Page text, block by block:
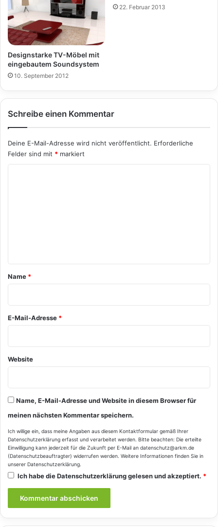
Designstarke TV-Möbel mit
eingebautem Soundsystem
10. September 2012
22. Februar 2013
Schreibe einen Kommentar
Deine E-Mail-Adresse wird nicht veröffentlicht. Erforderliche
Felder sind mit * markiert
a
*
Name *
E-Mail-Adresse *
Website
Name, E-Mail-Adresse und Website in diesem Browser für
meinen nächsten Kommentar speichern.
Ich willige ein, dass meine Angaben aus diesem Kontaktformular gemäß Ihrer
Datenschutzerklärung erfasst und verarbeitet werden. Bitte beachten: Die erteilte
Einwilligung kann jederzeit für die Zukunft per E-Mail an datenschutz@arkm.de
(Datenschutzbeauftragter) widerrufen werden. Weitere Informationen finden Sie in
unserer Datenschutzerklärung.
Ich habe dieDatenschutzerklärunggelesen und akzeptiert. *